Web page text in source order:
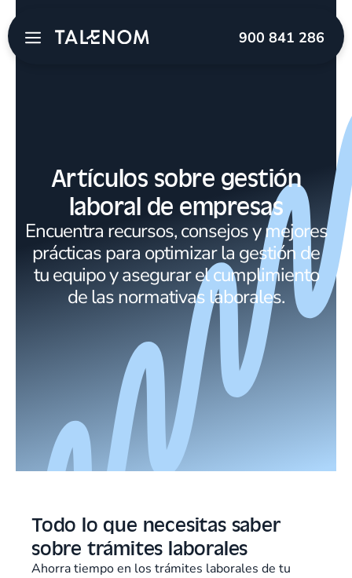
900 841 286
Artículos sobre gestión
laboral de empresas
Encuentra recursos, consejos y mejores
prácticas para optimizar la gestión de
tu equipo y asegurar el cumplimiento
de las normativas laborales.
Todo lo que necesitas saber
sobre trámites laborales
Ahorra tiempo en los trámites laborales de tu